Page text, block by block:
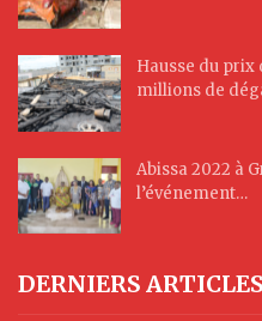
Hausse du prix
millions de
Abissa 2022 à
l’événement…
DERNIERS ARTICLES